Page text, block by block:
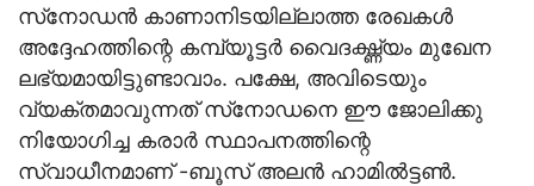
സ്‌നോഡന്‍ കാണാനിടയില്ലാത്ത രേഖകള്‍
അദ്ദേഹത്തിന്റെ കമ്പ്യൂട്ടര്‍ വൈദഗ്ദ്ധ്യം മുഖേന
ലഭ്യമായിട്ടുണ്ടാവാം. പക്ഷേ, അവിടെയും
വ്യക്തമാവുന്നത് സ്‌നോഡനെ ഈ ജോലിക്കു
നിയോഗിച്ച കരാര്‍ സ്ഥാപനത്തിന്റെ
സ്വാധീനമാണ് -ബൂസ് അലന്‍ ഹാമില്‍ട്ടണ്‍.